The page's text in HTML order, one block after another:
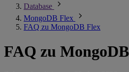
Database
MongoDB Flex
FAQ zu MongoDB Flex
FAQ zu